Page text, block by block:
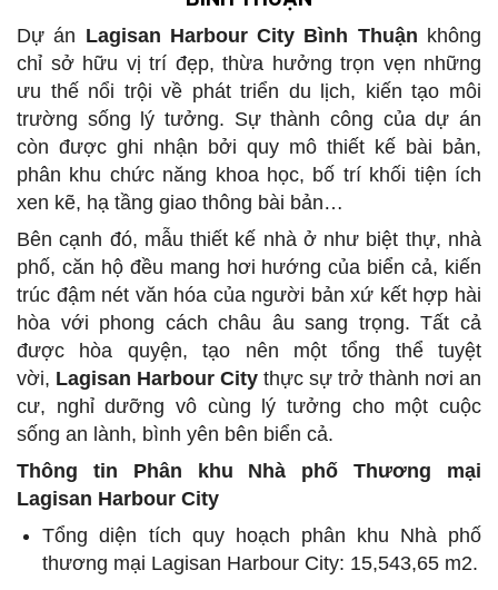
Dự án Lagisan Harbour City Bình Thuận không
chỉ sở hữu vị trí đẹp, thừa hưởng trọn vẹn những
ưu thế nổi trội về phát triển du lịch, kiến tạo môi
trường sống lý tưởng. Sự thành công của dự án
còn được ghi nhận bởi quy mô thiết kế bài bản,
phân khu chức năng khoa học, bố trí khối tiện ích
xen kẽ, hạ tầng giao thông bài bản…
Bên cạnh đó, mẫu thiết kế nhà ở như biệt thự, nhà
phố, căn hộ đều mang hơi hướng của biển cả, kiến
trúc đậm nét văn hóa của người bản xứ kết hợp hài
hòa với phong cách châu âu sang trọng. Tất cả
được hòa quyện, tạo nên một tổng thể tuyệt
vời, Lagisan Harbour City thực sự trở thành nơi an
cư, nghỉ dưỡng vô cùng lý tưởng cho một cuộc
sống an lành, bình yên bên biển cả.
Thông tin Phân khu Nhà phố Thương mại
Lagisan Harbour City
Tổng diện tích quy hoạch phân khu Nhà phố
thương mại Lagisan Harbour City: 15,543,65 m2.